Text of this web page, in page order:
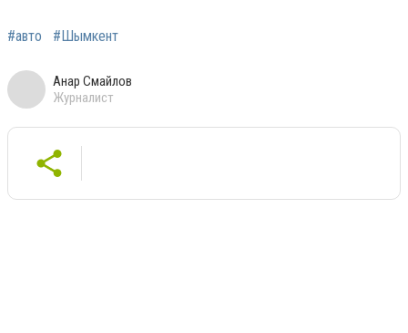
#авто #Шымкент
Анар Смайлов
Журналист